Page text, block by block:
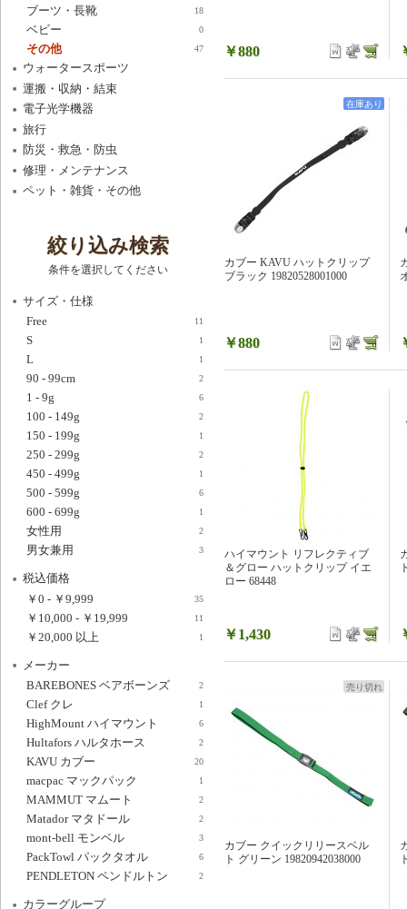
￥880
カブー KAVU ハットクリップ
ブラック 19820528001000
￥880
在庫あり
ハイマウント リフレクティブ
＆グロー ハットクリップ イエ
ロー 68448
￥1,430
カブー クイックリリースベル
ト グリーン 19820942038000
売り切れ
ブーツ・長靴 18
ベビー 0
その他 47
ウォータースポーツ
運搬・収納・結束
電子光学機器
旅行
防災・救急・防虫
修理・メンテナンス
ペット・雑貨・その他
絞り込み検索
条件を選択してください
サイズ・仕様
Free
11
S 1
L 1
90 - 99cm 2
1 - 9g 6
100 - 149g 2
150 - 199g 1
250 - 299g 2
450 - 499g 1
500 - 599g 6
600 - 699g 1
女性用 2
男女兼用 3
税込価格
￥0 - ￥9,999 35
￥10,000 - ￥19,999 11
￥20,000 以上 1
メーカー
BAREBONES ベアボーンズ
2
Clef クレ 1
HighMount ハイマウント 6
Hultafors ハルタホース 2
KAVU カブー 20
macpac マックパック 1
MAMMUT マムート 2
Matador マタドール 2
mont-bell モンベル 3
PackTowl パックタオル 6
PENDLETON ペンドルトン 2
カラーグループ